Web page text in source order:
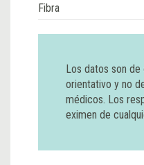
Fibra
Los datos son
orientativo y no
médicos. Los
eximen de